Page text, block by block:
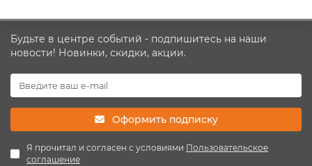
Будьте в центре событий - подпишитесь на наши
новости! Новинки, скидки, акции.
Оформить подписку
Я прочитал и согласен с условиями Пользовательское
соглашение